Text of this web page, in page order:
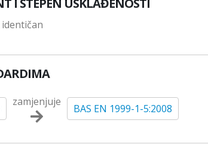
I STEPEN USKLAĐENOSTI
identičan
zamjenjuje
BAS EN 1999-1-5:2008